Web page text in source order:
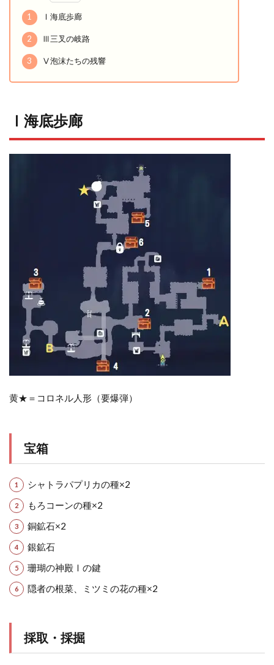
1 Ⅰ海底歩廊
2 Ⅲ三叉の岐路
3 Ⅴ泡沫たちの残響
Ⅰ海底歩廊
黄★＝コロネル人形（要爆弾）
宝箱
シャトラパプリカの種×2
もろコーンの種×2
銅鉱石×2
銀鉱石
珊瑚の神殿Ⅰの鍵
隠者の根菜、ミツミの花の種×2
採取・採掘